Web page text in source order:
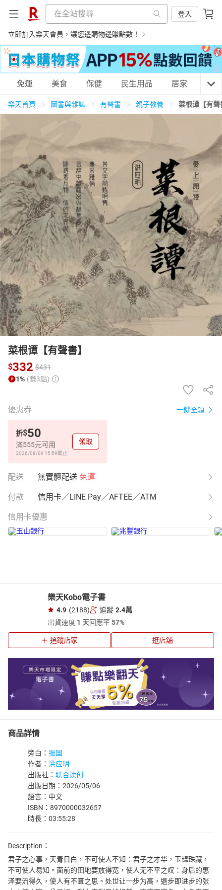
登入
立即加入樂天會員，讓您邊購物邊賺點數！
購物網分類
居家生活 3C家電 運動休閒 親子玩具
女裝 男裝 化妝保養 情趣用品
日本購物 電子/紙本書
HOT
免運 美食 保健 民生用品 居家 3C
樂天首頁 圖書與雜誌 有聲書 親子教養 菜根谭【有聲
菜根谭【有聲書】
$332 $431
1% (賺3點)
優惠券 一鍵全領
折$50
滿555元可用
2026/08/09 15:59截止
領取
配送 無實體配送 免運
付款 信用卡／LINE Pay／AFTEE／ATM
信用卡優惠
樂天Kobo電子書
4.9 (2188) 追蹤 2.4萬
出貨速度 1 天回應率57%
追蹤店家 逛店舖
商品詳情
旁白： 振国
作者： 洪应明
出版社： 联合读创
出版日期：2026/05/06
語言：中文
ISBN：8970000032657
時長：03:55:28
Description：
君子之心事，天青日白，不可使人不知：君子之才华，玉韫珠藏，
不可使人易知。面前的田地要放得宽，使人无不平之叹：身后的惠
泽要流得久，使人有不匱之思。处世让一步为高，退步即进步的张